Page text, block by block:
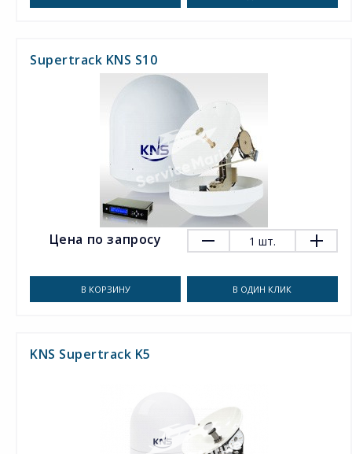
Supertrack KNS S10
Цена по запросу 1 шт.
В КОРЗИНУ В ОДИН КЛИК
KNS Supertrack K5